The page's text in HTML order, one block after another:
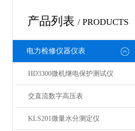
产品列表 / PRODUCTS
电力检修仪器仪表
HD3300微机继电保护测试仪
交直流数字高压表
KLS201微量水分测定仪